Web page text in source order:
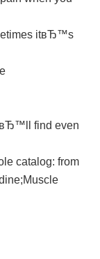
itвЂ™s
find even
catalog: from